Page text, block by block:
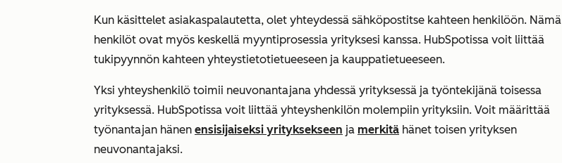
Kun käsittelet asiakaspalautetta, olet yhteydessä sähköpostitse kahteen henkilöön. Nämä
henkilöt ovat myös keskellä myyntiprosessia yrityksesi kanssa. HubSpotissa voit liittää
tukipyynnön kahteen yhteystietotietueeseen ja kauppatietueeseen.
Yksi yhteyshenkilö toimii neuvonantajana yhdessä yrityksessä ja työntekijänä toisessa
yrityksessä. HubSpotissa voit liittää yhteyshenkilön molempiin yrityksiin. Voit määrittää
työnantajan hänen ensisijaiseksi yrityksekseen ja merkitä hänet toisen yrityksen
neuvonantajaksi.